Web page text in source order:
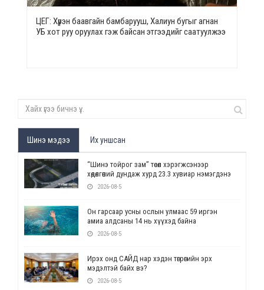
ЦЕГ: Хүрэн баавгайн бамбарууш, Халиун бугыг агнан
УБ хот руу оруулах гэж байсан этгээдийг саатуулжээ
Шинэ мэдээ Их уншсан
“Шинэ тойрог зам” төсөл хэрэгжсэнээр
хөдөлгөөний дундаж хурд 23.3 хувиар нэмэгдэнэ
2026-08-5
Он гарсаар усны ослын улмаас 59 иргэн
амиа алдсаны 14 нь хүүхэд байна
2026-08-5
Ирэх онд САЙД нар хэдэн төгрөгийн эрх
мэдэлтэй байх вэ?
2026-08-5